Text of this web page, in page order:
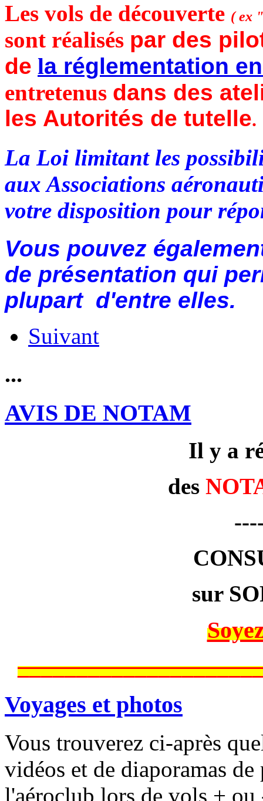
Les vols de découverte ( ex
sont réalisés par des
de la réglementation
entretenus dans des
les Autorités de tutelle.
La Loi limitant les
aux Associations
votre disposition pour
Vous pouvez
de présentation qui
plupart d'entre elles.
Suivant
...
AVIS DE NOTAM
Il y a
des
sur
Voyages et photos
Vous trouverez ci-après
vidéos et de diaporamas
l'aéroclub lors de vols + ou